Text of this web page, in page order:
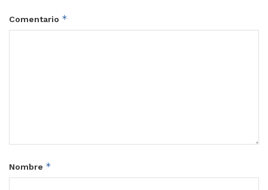
Comentario *
Nombre *